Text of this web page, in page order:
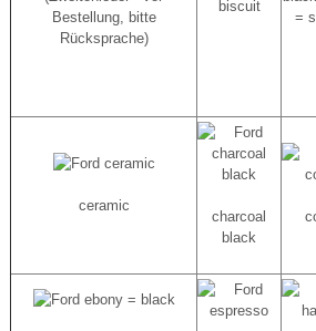
Bestellung, bitte
Rücksprache)
biscuit
=
ceramic
charcoal
black